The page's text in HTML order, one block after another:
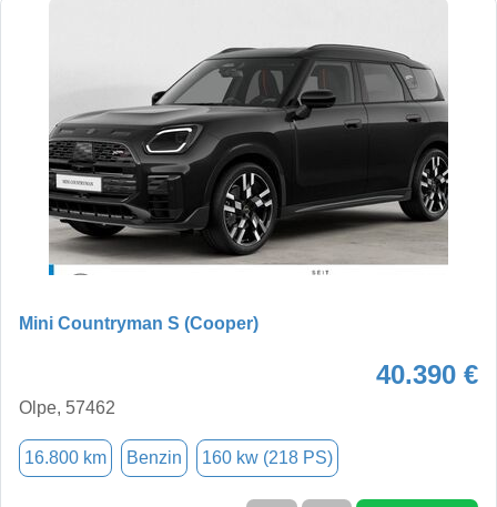
Mini Countryman S (Cooper)
40.390 €
Olpe, 57462
16.800 km Benzin 160 kw (218 PS)